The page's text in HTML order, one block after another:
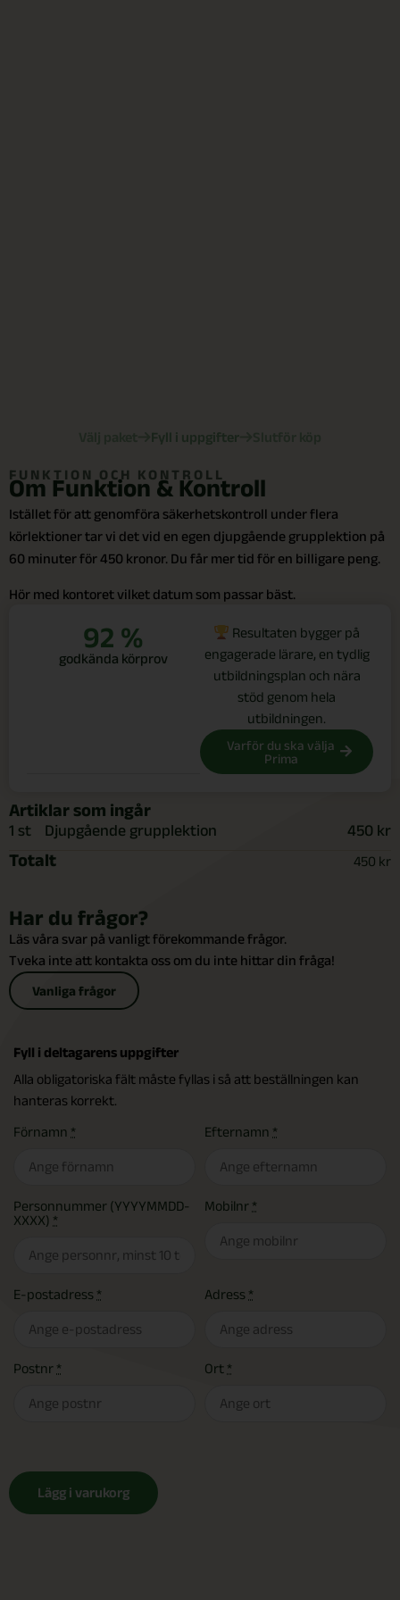
Fyll i uppgifter
FUNKTION OCH KONTROLL
Om Funktion & Kontroll
Istället för att genomföra säkerhetskontroll under flera
körlektioner tar vi det vid en egen djupgående grupplektion på
60 minuter för 450 kronor. Du får mer tid för en billigare peng.
Hör med kontoret vilket datum som passar bäst.
92 %
godkända körprov
Resultaten bygger på
engagerade lärare, en tydlig
utbildningsplan och nära
stöd genom hela
utbildningen.
Varför du ska välja
Prima
Artiklar som ingår
1 st Djupgående grupplektion 450 kr
Totalt 450 kr
Har du frågor?
Läs våra svar på vanligt förekommande frågor.
Tveka inte att kontakta oss om du inte hittar din fråga!
Vanliga frågor
Fyll i deltagarens uppgifter
Alla obligatoriska fält måste fyllas i så att beställningen kan
hanteras korrekt.
Förnamn * Efternamn *
Personnummer (YYYYMMDD-
XXXX) *
Mobilnr *
E-postadress * Adress *
Postnr * Ort *
Lägg i varukorg